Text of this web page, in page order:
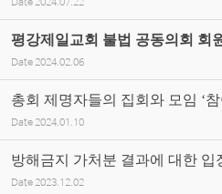
Date 2024.07.22
평강제일교회 불법 공동의회 회
Date 2024.02.06
총회 제명자들의 집회와 모임 ‘
Date 2024.01.10
방해금지 가처분 결과에 대한 입
Date 2023.12.02